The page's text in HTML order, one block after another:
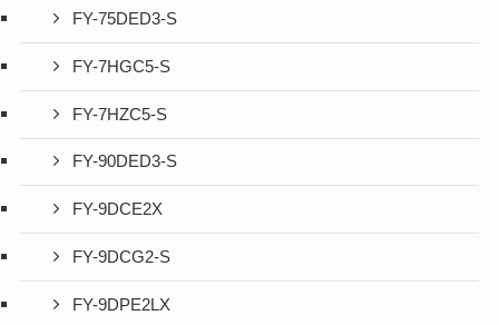
FY-75DED3-S
FY-7HGC5-S
FY-7HZC5-S
FY-90DED3-S
FY-9DCE2X
FY-9DCG2-S
FY-9DPE2LX